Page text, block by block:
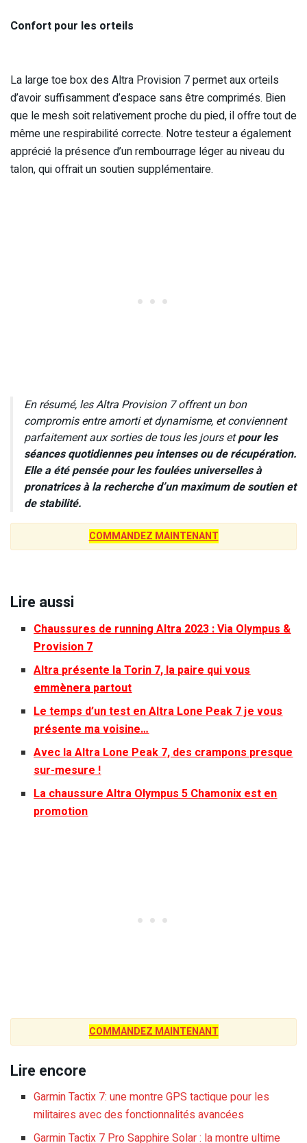
Confort pour les orteils
La large toe box des Altra Provision 7 permet aux orteils
d’avoir suffisamment d’espace sans être comprimés. Bien
que le mesh soit relativement proche du pied, il offre tout de
même une respirabilité correcte. Notre testeur a également
apprécié la présence d’un rembourrage léger au niveau du
talon, qui offrait un soutien supplémentaire.
En résumé, les Altra Provision 7 offrent un bon
compromis entre amorti et dynamisme, et conviennent
parfaitement aux sorties de tous les jours etpour les
séances quotidiennes peu intenses ou de récupération.
Elle a été pensée pour les foulées universelles à
pronatrices à la recherche d’un maximum de soutien et
de stabilité.
COMMANDEZ MAINTENANT
Lire aussi
Chaussures de running Altra 2023 : Via Olympus &
Provision 7
Altra présente la Torin 7, la paire qui vous
emmènera partout
Le temps d’un test en Altra Lone Peak 7 je vous
présente ma voisine…
Avec la Altra Lone Peak 7, des crampons presque
sur-mesure !
La chaussure Altra Olympus 5 Chamonix est en
promotion
COMMANDEZ MAINTENANT
Lire encore
Garmin Tactix 7: une montre GPS tactique pour les
militaires avec des fonctionnalités avancées
Garmin Tactix 7 Pro Sapphire Solar : la montre ultime